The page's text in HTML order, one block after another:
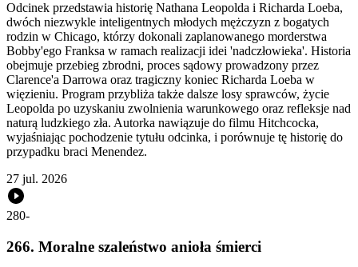
Odcinek przedstawia historię Nathana Leopolda i Richarda Loeba,
dwóch niezwykle inteligentnych młodych mężczyzn z bogatych
rodzin w Chicago, którzy dokonali zaplanowanego morderstwa
Bobby'ego Franksa w ramach realizacji idei 'nadczłowieka'. Historia
obejmuje przebieg zbrodni, proces sądowy prowadzony przez
Clarence'a Darrowa oraz tragiczny koniec Richarda Loeba w
więzieniu. Program przybliża także dalsze losy sprawców, życie
Leopolda po uzyskaniu zwolnienia warunkowego oraz refleksje nad
naturą ludzkiego zła. Autorka nawiązuje do filmu Hitchcocka,
wyjaśniając pochodzenie tytułu odcinka, i porównuje tę historię do
przypadku braci Menendez.
27 jul. 2026
280-
266. Moralne szaleństwo anioła śmierci